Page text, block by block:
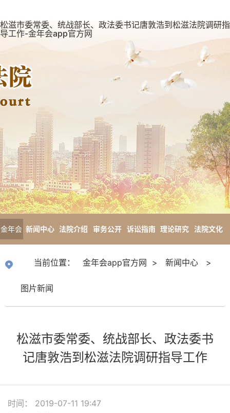
松滋市委常委、统战部长、政法委书记唐敦浩到松滋法院调研指
导工作-金年会app官方网
金年会
方网
新闻中心 法院介绍 审务公开 诉讼指南 理论研究 法院文化
当前位置： 金年会app官方网 > 新闻中心 >
图片新闻
松滋市委常委、统战部长、政法委书
记唐敦浩到松滋法院调研指导工作
时间： 2019-07-11 19:47